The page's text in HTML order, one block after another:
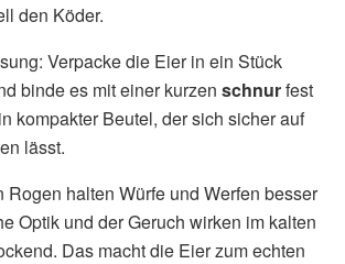
den Köder.
Verpacke die Eier in ein Stück
binde es mit einer kurzen schnurfest
kompakter Beutel, der sich sicher auf
lässt.
Rogen halten Würfe und Werfen besser
Optik und der Geruch wirken im kalten
Das macht die Eier zum echten